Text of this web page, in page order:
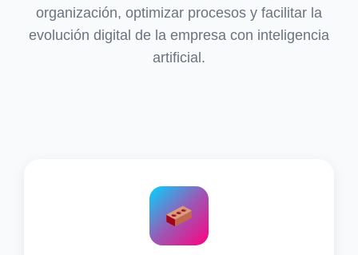
organización, optimizar procesos y facilitar la
evolución digital de la empresa con inteligencia
artificial.